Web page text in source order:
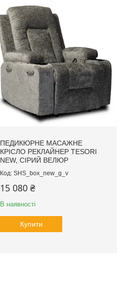
ПЕДИКЮРНЕ МАСАЖНЕ
КРІСЛО РЕКЛАЙНЕР TESORI
NEW, СІРИЙ ВЕЛЮР
SHS_box_new_g_v
15 080 ₴
В наявності
Купити